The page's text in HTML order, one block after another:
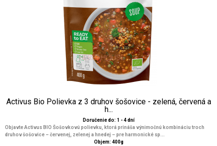
Activus Bio Polievka z 3 druhov šošovice - zelená, červená a
h...
Doručenie do: 1 - 4 dní
Objavte Activus BIO Šošovkovú polievku, ktorá prináša výnimočnú kombináciu troch
druhov šošovice – červenej, zelenej a hnedej – pre harmonické sp...
Objem: 400g